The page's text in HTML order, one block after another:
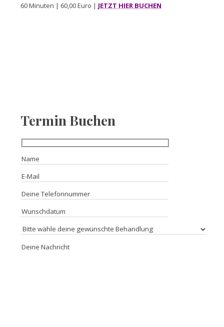
60 Minuten | 60,00 Euro | JETZT HIER BUCHEN
Termin Buchen